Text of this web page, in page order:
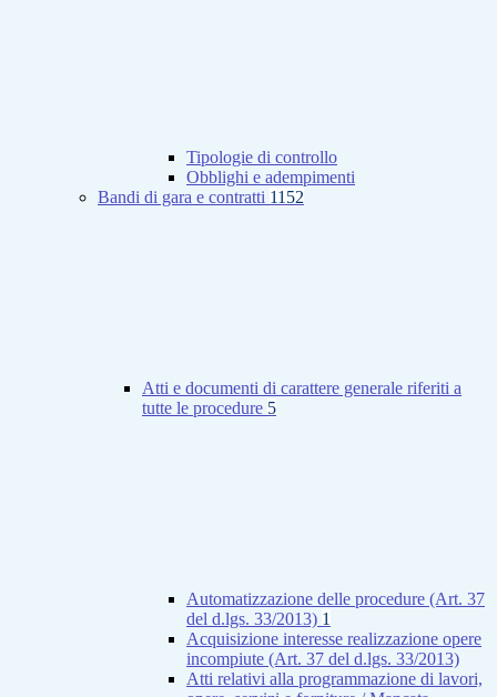
Tipologie di controllo
Obblighi e adempimenti
Bandi di gara e contratti 1152
Atti e documenti di carattere generale riferiti a
tutte le procedure 5
Automatizzazione delle procedure (Art. 37
del d.lgs. 33/2013) 1
Acquisizione interesse realizzazione opere
incompiute (Art. 37 del d.lgs. 33/2013)
Atti relativi alla programmazione di lavori,